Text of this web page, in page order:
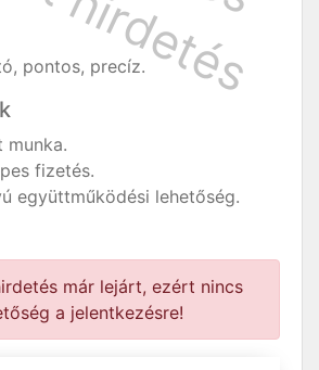
pontos, precíz.
munka.
fizetés.
együttműködési lehetőség.
már lejárt, ezért nincs
a jelentkezésre!